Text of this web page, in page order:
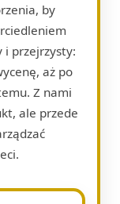
by
i przejrzysty:
aż po
Z nami
ale przede